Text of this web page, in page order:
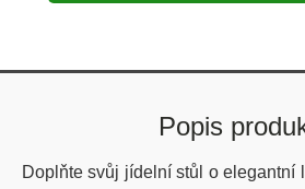
Popis
Doplňte svůj jídelní stůl o elegantní